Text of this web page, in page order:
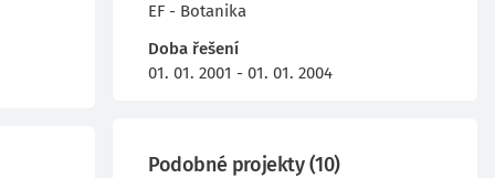
EF - Botanika
Doba řešení
01. 01. 2001 - 01. 01. 2004
Podobné projekty(10)